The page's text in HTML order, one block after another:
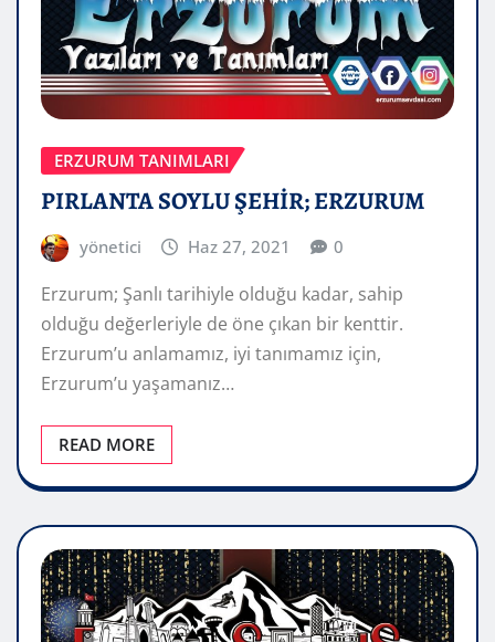
ERZURUM TANIMLARI
PIRLANTA SOYLU ŞEHİR; ERZURUM
yönetici Haz 27, 2021 0
Erzurum; Şanlı tarihiyle olduğu kadar, sahip
olduğu değerleriyle de öne çıkan bir kenttir.
Erzurum’u anlamamız, iyi tanımamız için,
Erzurum’u yaşamanız…
READ MORE